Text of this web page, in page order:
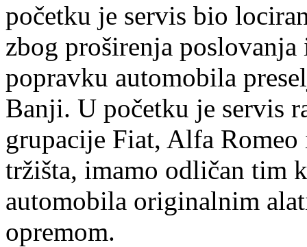
početku je servis bio
zbog proširenja poslovanja
popravku automobila
Banji. U početku je servis
grupacije Fiat, Alfa
tržišta, imamo odličan tim
automobila originalnim
opremom.